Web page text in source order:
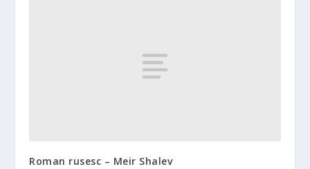
Roman rusesc – Meir Shalev